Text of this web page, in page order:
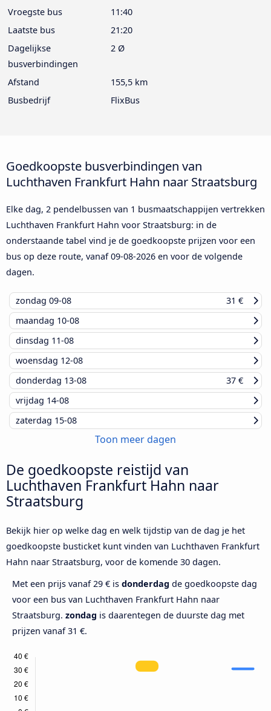
Vroegste bus
11:40
Laatste bus
21:20
Dagelijkse
busverbindingen
2 Ø
Afstand
155,5 km
Busbedrijf
FlixBus
Goedkoopste busverbindingen van
Luchthaven Frankfurt Hahn naar Straatsburg
Elke dag, 2 pendelbussen van 1 busmaatschappijen vertrekken
Luchthaven Frankfurt Hahn voor Straatsburg: in de
onderstaande tabel vind je de goedkoopste prijzen voor een
bus op deze route, vanaf09-08-2026 en voor de volgende
dagen.
zondag 09-08
31 €
maandag 10-08
dinsdag 11-08
woensdag 12-08
donderdag 13-08
37 €
vrijdag 14-08
zaterdag 15-08
Toon meer dagen
De goedkoopste reistijd van
Luchthaven Frankfurt Hahn naar
Straatsburg
Bekijk hier op welke dag en welk tijdstip van de dag je het
goedkoopste busticket kunt vinden van Luchthaven Frankfurt
Hahn naar Straatsburg, voor de komende 30 dagen.
Met een prijs vanaf 29 € is donderdag de goedkoopste dag
voor een bus van Luchthaven Frankfurt Hahn naar
Straatsburg. zondag is daarentegen de duurste dag met
prijzen vanaf 31 €.